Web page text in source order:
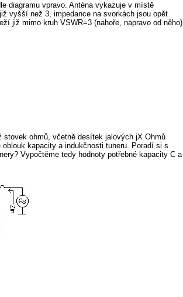
diagramu vpravo. Anténa vykazuje v místě
vyšší než 3, impedance na svorkách jsou opět
již mimo kruh VSWR=3 (nahoře, napravo od něho)
ohmů, včetně desítek jalových jX Ohmů
kapacity a indukčnosti tuneru. Poradí si s
Vypočtěme tedy hodnoty potřebné kapacity C a